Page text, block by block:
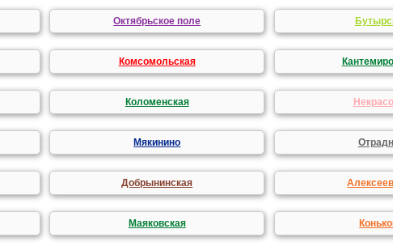
Октябрьское поле
Комсомольская
Коломенская
Мякинино
Добрынинская
Маяковская